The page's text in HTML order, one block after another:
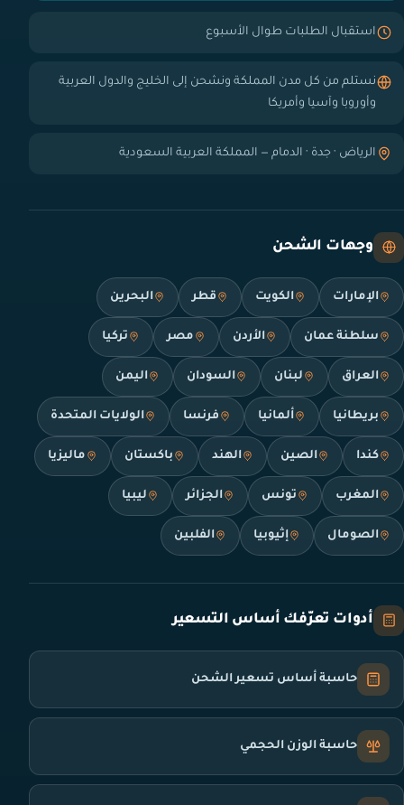
استقبال الطلبات طوال الأسبوع
نستلم من كل مدن المملكة ونشحن إلى الخليج والدول العربية
وأوروبا وآسيا وأمريكا
الرياض · جدة · الدمام — المملكة العربية السعودية
وجهات الشحن
الإمارات الكويت قطر البحرين
سلطنة عمان الأردن مصر تركيا
العراق لبنان السودان اليمن
بريطانيا ألمانيا فرنسا الولايات المتحدة
كندا الصين الهند باكستان ماليزيا
المغرب تونس الجزائر ليبيا
الصومال إثيوبيا الفلبين
أدوات تعرّفك أساس التسعير
حاسبة أساس تسعير الشحن
حاسبة الوزن الحجمي